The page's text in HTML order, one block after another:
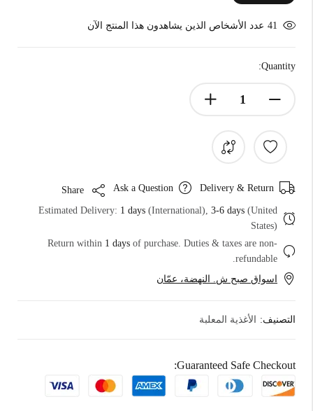
41 عدد الأشخاص الذين يشاهدون هذا المنتج الآن
Quantity:
Delivery & Return
Ask a Question
Estimated Delivery: 1 days (International), 3-6 days (United
States)
Return within 1 days of purchase. Duties & taxes are non-
refundable.
اسواق صبح ش. النهضة، عمّان
التصنيف: الأغذية المعلبة
Guaranteed Safe Checkout: